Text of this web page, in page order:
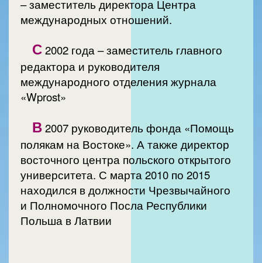
– заместитель директора Центра
международных отношений.
С2002 года – заместитель главного
редактора и руководителя
международного отделения журнала
«Wprost»
В2007 руководитель фонда «Помощь
полякам на Востоке». А также директор
восточного центра польского открытого
университета. С марта 2010 по 2015
находился в должности Чрезвычайного
и Полномочного Посла Республики
Польша в Латвии